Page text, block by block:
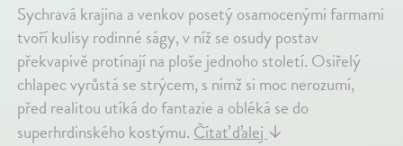
Sychravá krajina a venkov posetý osamocenými farmami
tvoří kulisy rodinné ságy, v níž se osudy postav
překvapivě protínají na ploše jednoho století. Osiřelý
chlapec vyrůstá se strýcem, s nímž si moc nerozumí,
před realitou utíká do fantazie a obléká se do
superhrdinského kostýmu. Čítať ďalej ↓